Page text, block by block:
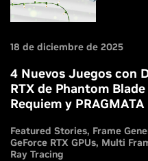
18 de diciembre de 2025
4 Nuevos Juegos con
RTX de Phantom
Requiem y PRAGMATA
Featured Stories Frame
GeForce RTX GPUs Multi
Ray Tracing